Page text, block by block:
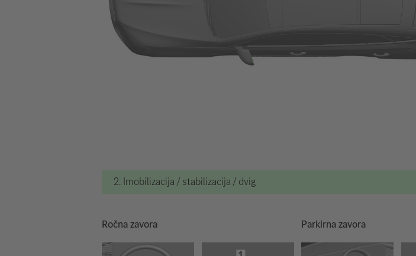
2. Imobilizacija / stabilizacija / dvig
Ročna zavora Parkirna zavora